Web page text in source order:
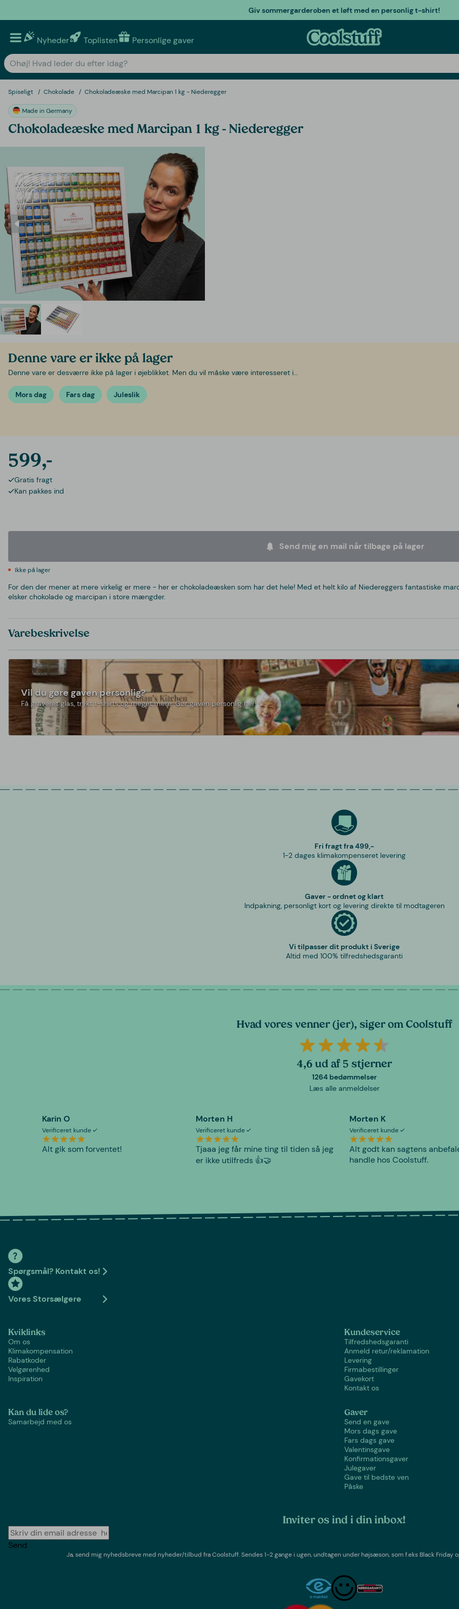
Giv sommergarderoben et løft med en personlig t-shirt!
Nyheder Toplisten Personlige gaver
Spiseligt Chokolade Chokoladeæske med Marcipan 1 kg - Niederegger
Made in Germany
Chokoladeæske med Marcipan 1 kg - Niederegger
Denne vare er ikke på lager
Denne vare er desværre ikke på lager i øjeblikket. Men du vil måske være interesseret i...
Mors dag Fars dag Juleslik
599,-
Gratis fragt
Kan pakkes ind
Send mig en mail når tilbage på lager
Ikke på lager
For den der mener at mere virkelig er mere - her er chokoladeæsken som har det hele! Med et helt kilo af Niedereggers fantastiske
elsker chokolade og marcipan i store mængder.
Varebeskrivelse
Vil du gøre gaven personlig?
Få graveret glas, trykt t-shirts og meget mere. Gør gaven personlig her!
Fri fragt fra 499,-
1-2 dages klimakompenseret levering
Gaver - ordnet og klart
Indpakning, personligt kort og levering direkte til modtageren
Vi tilpasser dit produkt i Sverige
Altid med 100% tilfredshedsgaranti
Hvad vores venner (jer), siger om Coolstuff
4,6 ud af 5 stjerner
1264 bedømmelser
Læs alle anmeldelser
Karin O
Verificeret kunde
Alt gik som forventet!
Morten H
Verificeret kunde
Tjaaa jeg får mine ting til tiden så jeg
er ikke utilfreds 👍🤝
Morten K
Verificeret kunde
Alt godt kan sagtens
handle hos Coolstuff.
Spørgsmål? Kontakt os!
Vores Storsælgere
Kviklinks
Om os
Klimakompensation
Rabatkoder
Velgørenhed
Inspiration
Kundeservice
Tilfredshedsgaranti
Anmeld retur/reklamation
Levering
Firmabestillinger
Gavekort
Kontakt os
Kan du lide os?
Samarbejd med os
Gaver
Send en gave
Mors dags gave
Fars dags gave
Valentinsgave
Konfirmationsgaver
Julegaver
Gave til bedste ven
Påske
Inviter os ind i din inbox!
Send
Ja, send mig nyhedsbreve med nyheder/tilbud fraCoolstuff. Sendes 1-2 gange i ugen,undtagen under højsæson, som f.eks Black Friday